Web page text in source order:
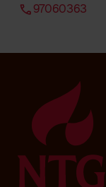
97060363